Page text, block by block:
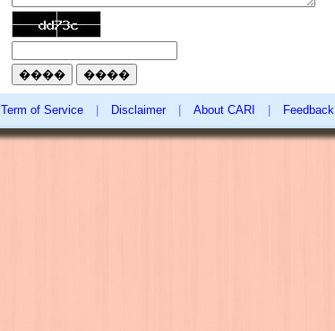
Term of Service Disclaimer About CARI Feedback